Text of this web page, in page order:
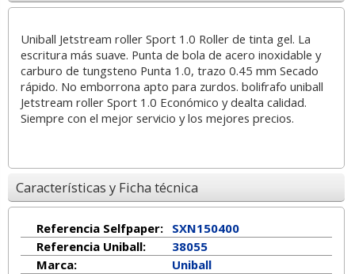
Uniball Jetstream roller Sport 1.0 Roller de tinta gel. La
escritura más suave. Punta de bola de acero inoxidable y
carburo de tungsteno Punta 1.0, trazo 0.45 mm Secado
rápido. No emborrona apto para zurdos. bolifrafo uniball
Jetstream roller Sport 1.0 Económico y dealta calidad.
Siempre con el mejor servicio y los mejores precios.
Características y Ficha técnica
Referencia Selfpaper:
SXN150400
Referencia Uniball:
38055
Marca:
Uniball